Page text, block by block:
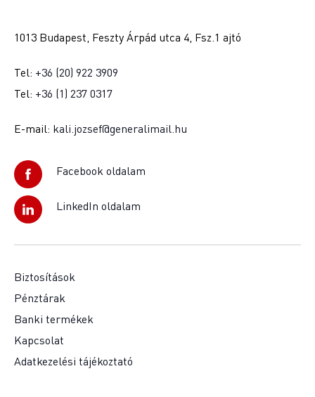
1013 Budapest, Feszty Árpád utca 4, Fsz.1 ajtó
Tel: +36 (20) 922 3909
Tel: +36 (1) 237 0317
E-mail: kali.jozsef@generalimail.hu
Facebook oldalam
LinkedIn oldalam
Biztosítások
Pénztárak
Banki termékek
Kapcsolat
Adatkezelési tájékoztató